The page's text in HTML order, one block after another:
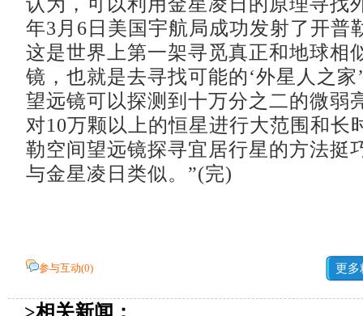
认为，可以利用金星凌日的原理寻找
年3月6日美国宇航局成功发射了开普
这是世界上第一架寻觅真正和地球相
镜，也就是去寻找可能的‘外星人之家
望远镜可以探测到十万分之二的微弱
对10万颗以上的恒星进行大范围和长
勒空间望远镜探寻宜居行星的方法挺
与金星凌日类似。”(完)
参与互动(0) 更多